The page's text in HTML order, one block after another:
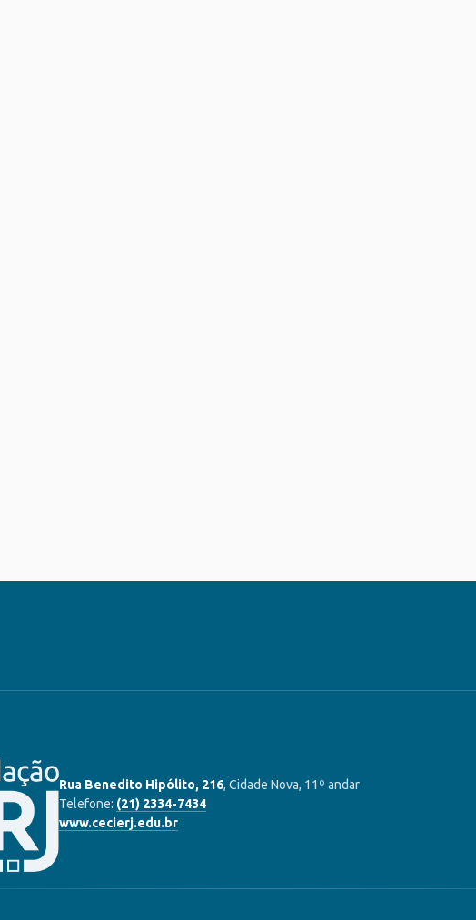
Rua Benedito Hipólito, 216, Cidade Nova, 11º andar
Telefone: (21) 2334-7434
www.cecierj.edu.br